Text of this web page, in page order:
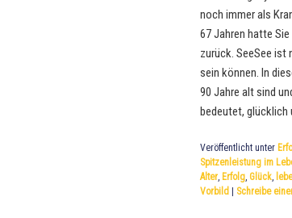
noch immer als
67 Jahren hatte
zurück. SeeSee ist
sein können. In
90 Jahre alt sind
bedeutet, glücklich
Veröffentlicht unter
Spitzenleistung im
Alter, Erfolg, Glück,
Vorbild | Schreibe